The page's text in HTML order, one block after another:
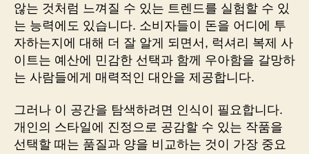
않는 것처럼 느껴질 수 있는 트렌드를 실험할 수 있
는 능력에도 있습니다. 소비자들이 돈을 어디에 투
자하는지에 대해 더 잘 알게 되면서, 럭셔리 복제 사
이트는 예산에 민감한 선택과 함께 우아함을 갈망하
는 사람들에게 매력적인 대안을 제공합니다.
그러나 이 공간을 탐색하려면 인식이 필요합니다.
개인의 스타일에 진정으로 공감할 수 있는 작품을
선택할 때는 품질과 양을 비교하는 것이 가장 중요